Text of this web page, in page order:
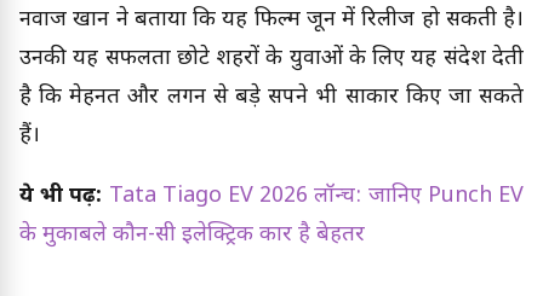
नवाज खान ने बताया कि यह फिल्म जून में रिलीज हो सकती है।
उनकी यह सफलता छोटे शहरों के युवाओं के लिए यह संदेश देती
है कि मेहनत और लगन से बड़े सपने भी साकार किए जा सकते
हैं।
ये भी पढ़ें: Tata Tiago EV 2026 लॉन्च: जानिए Punch EV
के मुकाबले कौन-सी इलेक्ट्रिक कार है बेहतर